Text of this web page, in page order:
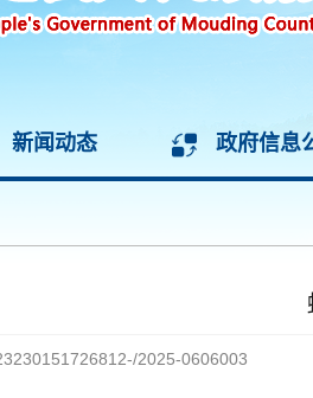
新闻动态 政府信息
2025-0606003